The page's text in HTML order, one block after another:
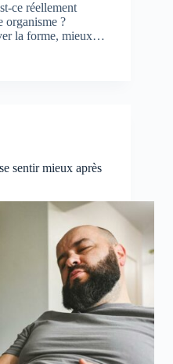
ce réellement
organisme ?
la forme, mieux…
sentir mieux après